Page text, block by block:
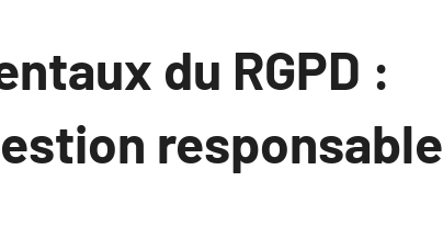
du RGPD :
responsable